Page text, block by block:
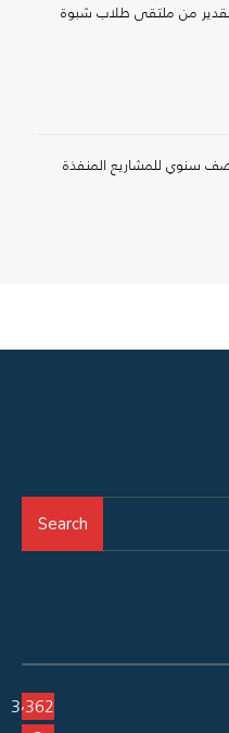
من ملتقى طلاب شبوة
سنوي للمشاريع المنفذة
Search
3٬362